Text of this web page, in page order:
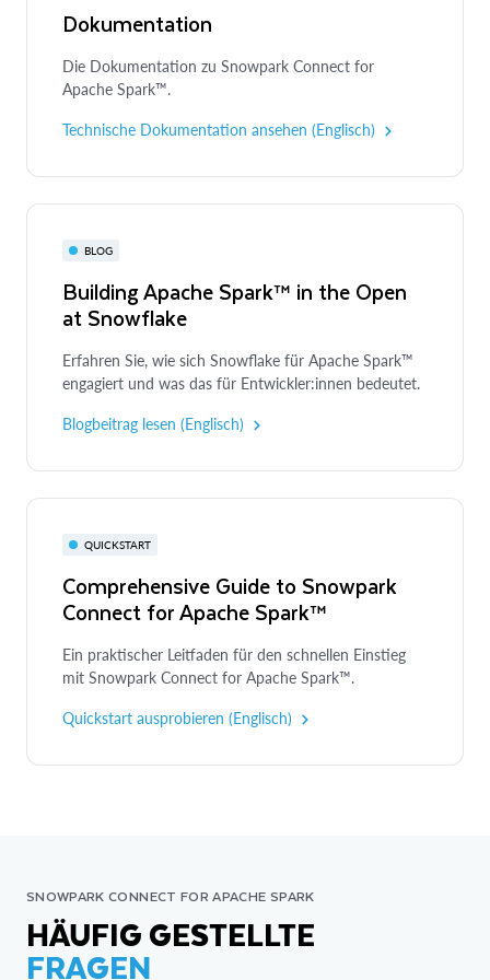
Dokumentation
Die Dokumentation zu Snowpark Connect for
Apache Spark™.
Technische Dokumentation ansehen (Englisch)
BLOG
Building Apache Spark™ in the Open
at Snowflake
Erfahren Sie, wie sich Snowflake für Apache Spark™
engagiert und was das für Entwickler:innen bedeutet.
Blogbeitrag lesen (Englisch)
QUICKSTART
Comprehensive Guide to Snowpark
Connect for Apache Spark™
Ein praktischer Leitfaden für den schnellen Einstieg
mit Snowpark Connect for Apache Spark™.
Quickstart ausprobieren (Englisch)
SNOWPARK CONNECT FOR APACHE SPARK
HÄUFIG GESTELLTE
FRAGEN